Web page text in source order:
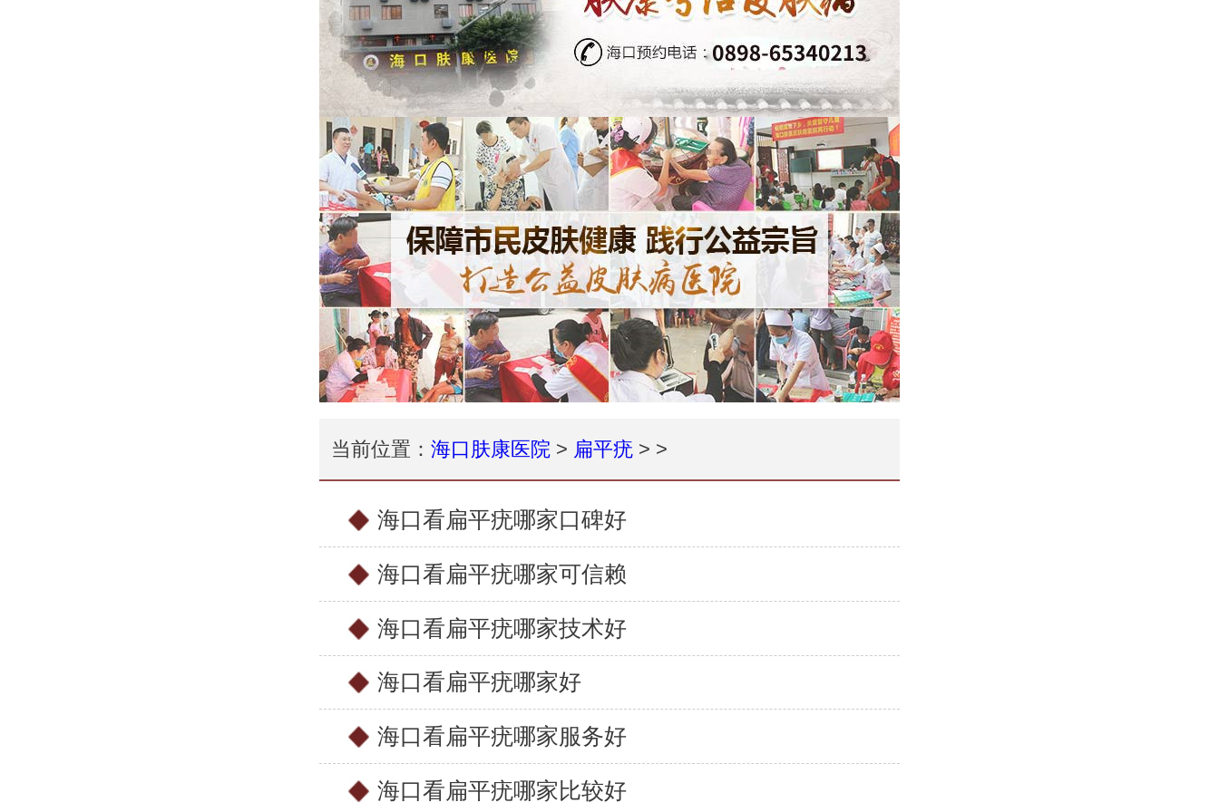
当前位置： 海口肤康医院> 扁平疣> >
海口看扁平疣哪家口碑好
海口看扁平疣哪家可信赖
海口看扁平疣哪家技术好
海口看扁平疣哪家好
海口看扁平疣哪家服务好
海口看扁平疣哪家比较好